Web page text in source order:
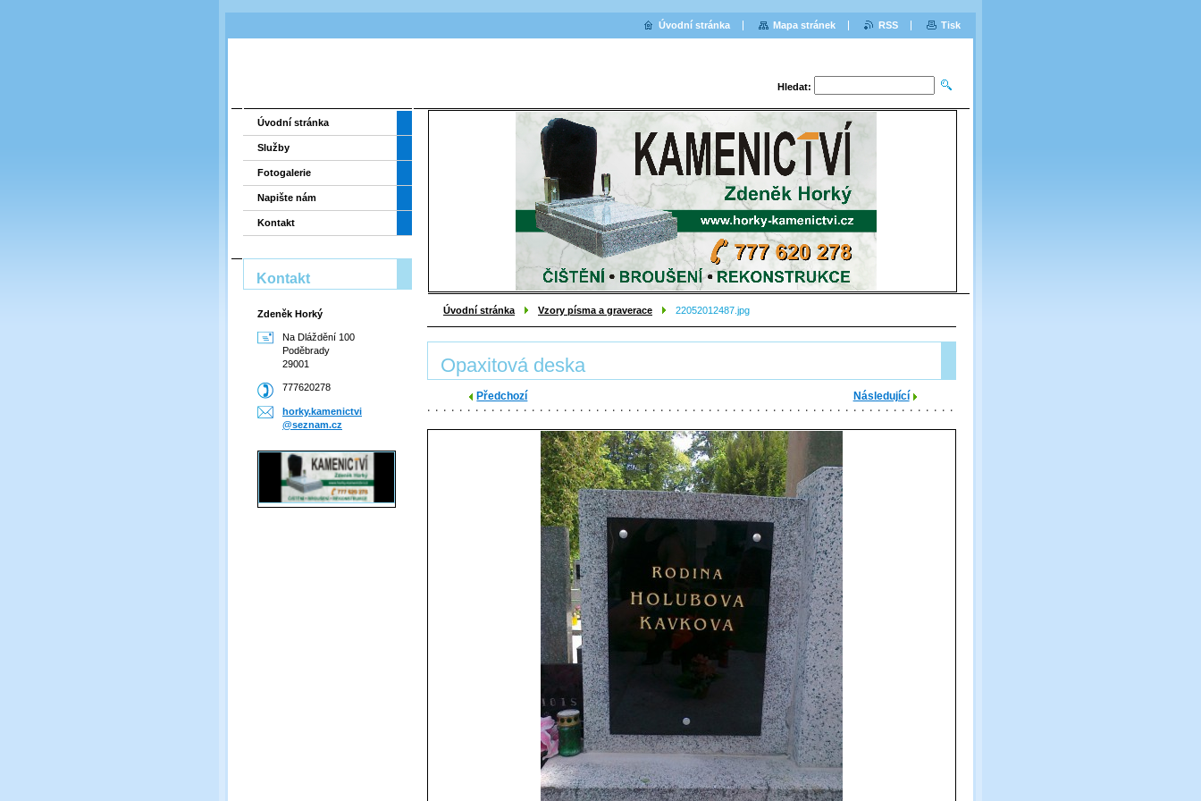
Hledat:
Úvodní stránka Vzory písma a graverace 22052012487.jpg
Opaxitová deska
Předchozí Následující
Úvodní stránka
Služby
Fotogalerie
Napište nám
Kontakt
Kontakt
Zdeněk Horký
Na Dláždění 100
Poděbrady
29001
777620278
horky.kamenictvi
@seznam.cz
Úvodní stránka Mapa stránek RSS Tisk